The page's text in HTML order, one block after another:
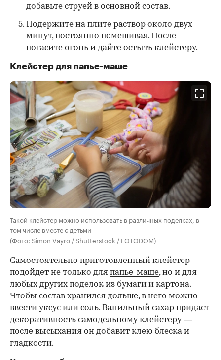
добавьте струей в основной состав.
Подержите на плите раствор около двух
минут, постоянно помешивая. После
погасите огонь и дайте остыть клейстеру.
Клейстер для папье-маше
Такой клейстер можно использовать в различных поделках, в
том числе вместе с детьми
(Фото: Simon Vayro / Shutterstock / FOTODOM)
Самостоятельно приготовленный клейстер
подойдет не только для папье-маше, но и для
любых других поделок из бумаги и картона.
Чтобы состав хранился дольше, в него можно
ввести уксус или соль. Ванильный сахар придаст
декоративность самодельному клейстеру —
после высыхания он добавит клею блеска и
гладкости.